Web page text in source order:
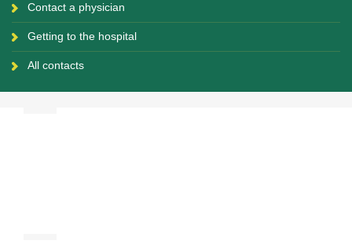
Contact a physician
Getting to the hospital
All contacts